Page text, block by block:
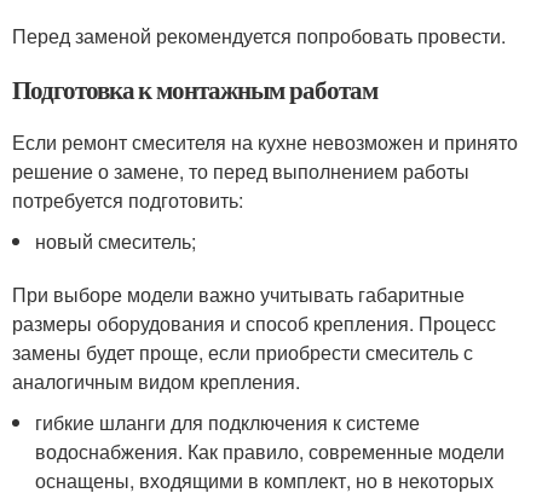
Перед заменой рекомендуется попробовать провести.
Подготовка к монтажным работам
Если ремонт смесителя на кухне невозможен и принято
решение о замене, то перед выполнением работы
потребуется подготовить:
новый смеситель;
При выборе модели важно учитывать габаритные
размеры оборудования и способ крепления. Процесс
замены будет проще, если приобрести смеситель с
аналогичным видом крепления.
гибкие шланги для подключения к системе
водоснабжения. Как правило, современные модели
оснащены, входящими в комплект, но в некоторых